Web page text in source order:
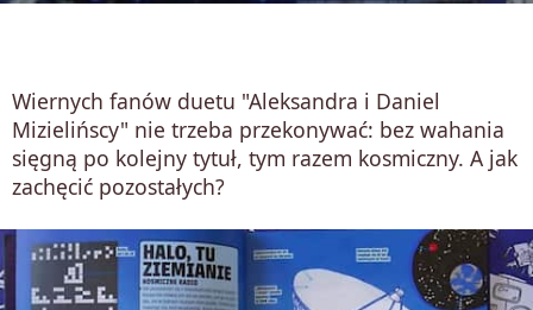
Wiernych fanów duetu "Aleksandra i Daniel
Mizielińscy" nie trzeba przekonywać: bez wahania
sięgną po kolejny tytuł, tym razem kosmiczny. A jak
zachęcić pozostałych?